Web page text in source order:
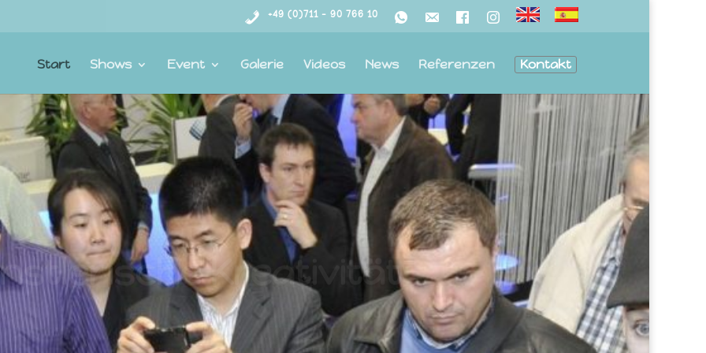
+49 (0)711 – 90 766 10
Start Shows Event Galerie Videos News Referenzen Kontakt
Kreativität